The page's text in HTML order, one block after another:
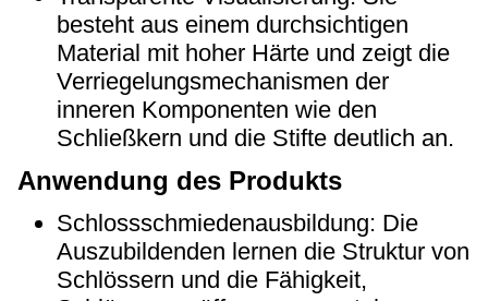
besteht aus einem durchsichtigen
Material mit hoher Härte und zeigt die
Verriegelungsmechanismen der
inneren Komponenten wie den
Schließkern und die Stifte deutlich an.
Anwendung des Produkts
Schlossschmiedenausbildung: Die
Auszubildenden lernen die Struktur von
Schlössern und die Fähigkeit,